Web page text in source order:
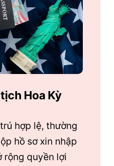
Hoa Kỳ
hợp lệ, thường
hồ sơ xin nhập
rộng quyền lợi